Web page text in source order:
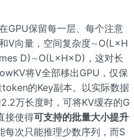
GPU保留每一层、每个注意
V向量，空间复杂度∼O(L×H
D)∼O(L×H×D)，这对长
将V全部移出GPU，仅保
的Key副本。以实际数据
万长度时，可将KV缓存的G
接使得可支持的批量大小提升
每次只能推理少数序列，而S